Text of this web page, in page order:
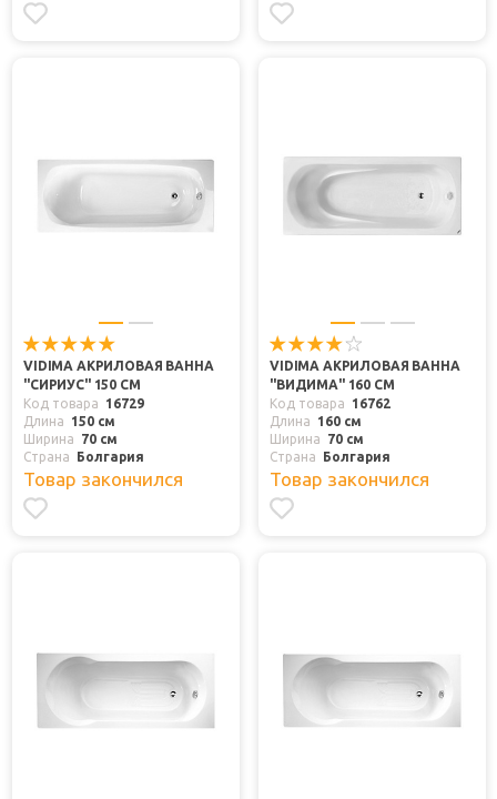
VIDIMA АКРИЛОВАЯ ВАННА
"СИРИУС" 150 СМ
Код товара
16729
Длина
150 см
Ширина
70 см
Страна
Болгария
Товар закончился
VIDIMA АКРИЛОВАЯ ВАННА
"ВИДИМА" 160 СМ
Код товара
16762
Длина
160 см
Ширина
70 см
Страна
Болгария
Товар закончился